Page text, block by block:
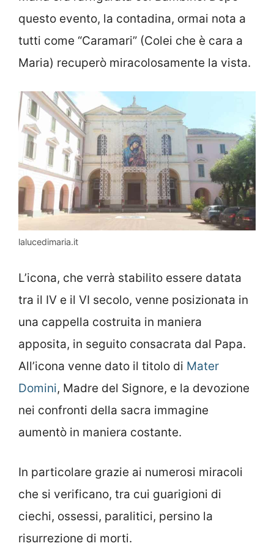
questo evento, la contadina, ormai nota a
tutti come “Caramari” (Colei che è cara a
Maria) recuperò miracolosamente la vista.
lalucedimaria.it
L’icona, che verrà stabilito essere datata
tra il IV e il VI secolo, venne posizionata in
una cappella costruita in maniera
apposita, in seguito consacrata dal Papa.
All’icona venne dato il titolo di Mater
Domini, Madre del Signore, e la devozione
nei confronti della sacra immagine
aumentò in maniera costante.
In particolare grazie ai numerosi miracoli
che si verificano, tra cui guarigioni di
ciechi, ossessi, paralitici, persino la
risurrezione di morti.